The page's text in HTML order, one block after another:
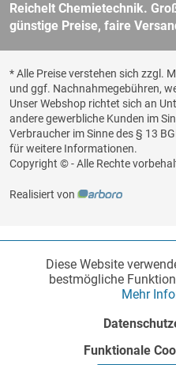
Reichelt Chemietechnik.
günstige Preise, faire
* Alle Preise verstehen sich zzgl.
und ggf. Nachnahmegebühren,
Unser Webshop richtet sich an
andere gewerbliche Kunden im
Verbraucher im Sinne des § 13
für weitere Informationen.
Copyright © - Alle Rechte
Realisiert von
Funktionale
Diese Website
bestmögliche
Mehr
Funktionale